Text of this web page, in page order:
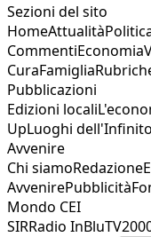
Sezioni del sito
HomeAttualità
CommentiEconomia
CuraFamiglia
Pubblicazioni
Edizioni locali
UpLuoghi dell'Infinito
Avvenire
Chi siamoRedazione
AvvenirePubblicità
Mondo CEI
SIRRadio InBlu